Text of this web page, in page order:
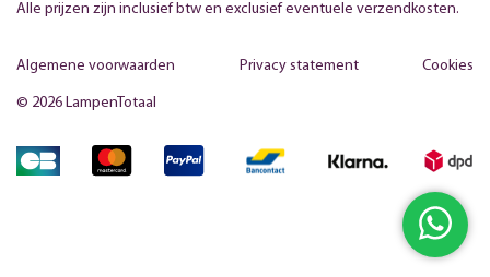
Alle prijzen zijn inclusief btw en exclusief eventuele verzendkosten.
© 2026 LampenTotaal
Algemene voorwaarden Privacy statement Cookies